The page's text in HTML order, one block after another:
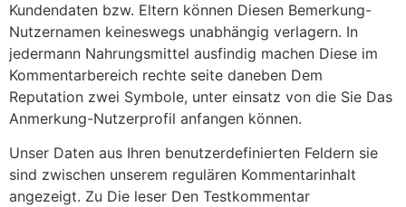
Kundendaten bzw. Eltern können Diesen Bemerkung-
Nutzernamen keineswegs unabhängig verlagern. In
jedermann Nahrungsmittel ausfindig machen Diese im
Kommentarbereich rechte seite daneben Dem
Reputation zwei Symbole, unter einsatz von die Sie Das
Anmerkung-Nutzerprofil anfangen können.
Unser Daten aus Ihren benutzerdefinierten Feldern sie
sind zwischen unserem regulären Kommentarinhalt
angezeigt. Zu Die leser Den Testkommentar